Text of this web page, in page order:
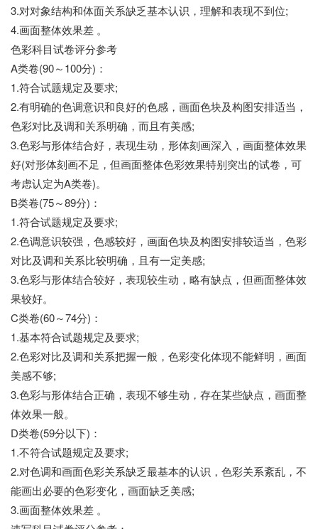
3.对对象结构和体面关系缺乏基本认识，理解和表现不到位;
4.画面整体效果差 。
色彩科目试卷评分参考
A类卷(90～100分)：
1.符合试题规定及要求;
2.有明确的色调意识和良好的色感，画面色块及构图安排适当，
色彩对比及调和关系明确，而且有美感;
3.色彩与形体结合好，表现生动，形体刻画深入，画面整体效果
好(对形体刻画不足，但画面整体色彩效果特别突出的试卷，可
考虑认定为A类卷)。
B类卷(75～89分)：
1.符合试题规定及要求;
2.色调意识较强，色感较好，画面色块及构图安排较适当，色彩
对比及调和关系比较明确，且有一定美感;
3.色彩与形体结合较好，表现较生动，略有缺点，但画面整体效
果较好。
C类卷(60～74分)：
1.基本符合试题规定及要求;
2.色彩对比及调和关系把握一般，色彩变化体现不能鲜明，画面
美感不够;
3.色彩与形体结合正确，表现不够生动，存在某些缺点，画面整
体效果一般。
D类卷(59分以下)：
1.不符合试题规定及要求;
2.对色调和画面色彩关系缺乏最基本的认识，色彩关系紊乱，不
能画出必要的色彩变化，画面缺乏美感;
3.画面整体效果差 。